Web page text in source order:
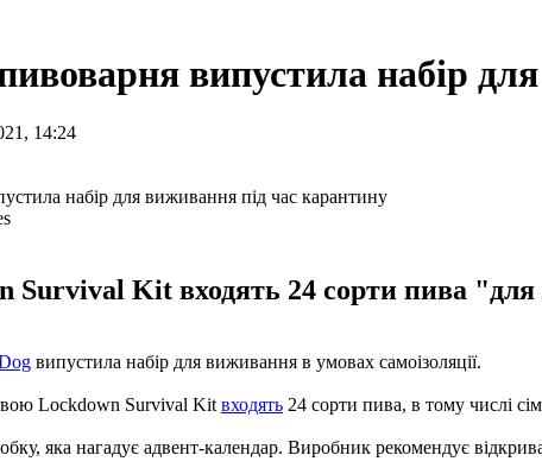
випустила набір
14:24
Survival Kit входять 24 сорти пива "для
випустила набір для виживання в умовах самоізоляції.
Lockdown Survival Kit входять 24 сорти пива, в тому числі
яка нагадує адвент-календар. Виробник рекомендує